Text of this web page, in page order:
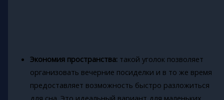
Экономия пространства:такой уголок позволяет
организовать вечерние посиделки и в то же время
предоставляет возможность быстро разложиться